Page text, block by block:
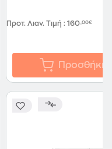
Προτ. Λιαν. Τιμή : 160,00€
Προσθήκη